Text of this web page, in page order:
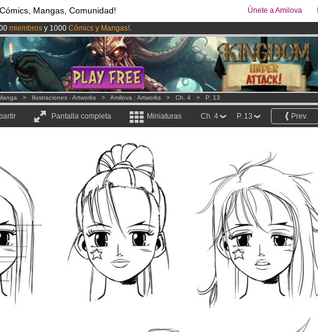
Cómics, Mangas, Comunidad! Únete a Amilova
miembros y 1000 Cómics y Mangas!.
está desormado lanzado!.
por3.95 euros al mes!Hazte Premium ya
> Ilustraciones - Artworks > Amilova : Artworks > Ch. 4 > P. 13
Pantalla completa Miniaturas Prev.
P. 13
Ch. 4